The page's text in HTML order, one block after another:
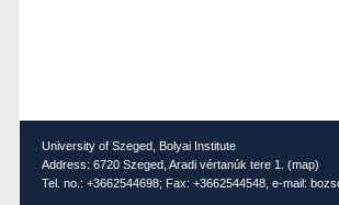
University of Szeged, Bolyai Institute
Address: 6720 Szeged, Aradi vértanúk tere 1. (map)
Tel. no.: +3662544698; Fax: +3662544548, e-mail: